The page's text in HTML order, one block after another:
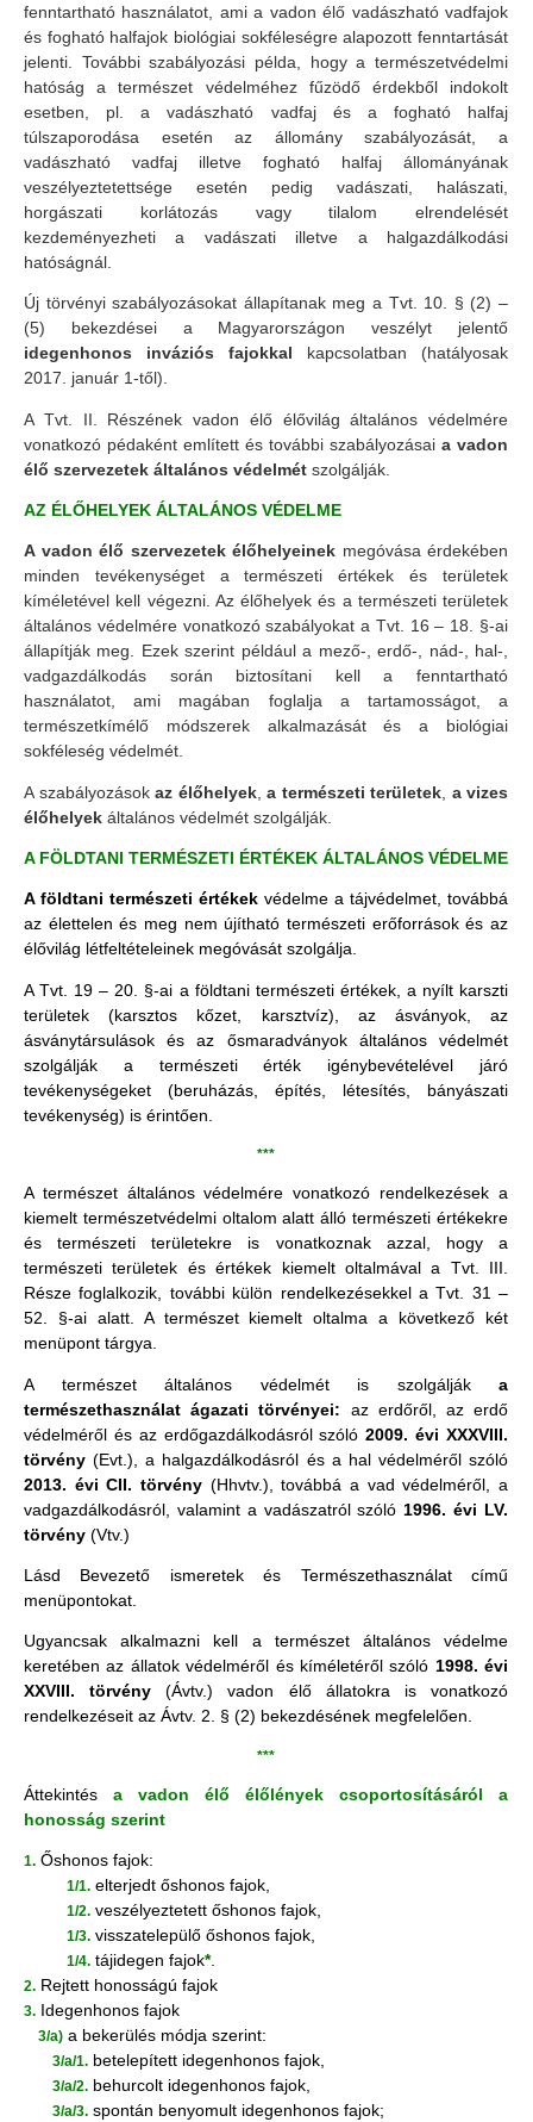
fenntartható használatot, ami a vadon élő vadászható vadfajok
és fogható halfajok biológiai sokféleségre alapozott fenntartását
jelenti. További szabályozási példa, hogy a természetvédelmi
hatóság a természet védelméhez fűzödő érdekből indokolt
esetben, pl. a vadászható vadfaj és a fogható halfaj
túlszaporodása esetén az állomány szabályozását, a
vadászható vadfaj illetve fogható halfaj állományának
veszélyeztetettsége esetén pedig vadászati, halászati,
horgászati korlátozás vagy tilalom elrendelését
kezdeményezheti a vadászati illetve a halgazdálkodási
hatóságnál.
Új törvényi szabályozásokat állapítanak meg a Tvt. 10. § (2) –
(5) bekezdései a Magyarországon veszélyt jelentő
idegenhonos inváziós fajokkal kapcsolatban (hatályosak
2017. január 1-től).
A Tvt. II. Részének vadon élő élővilág általános védelmére
vonatkozó pédaként említett és további szabályozásai a vadon
élő szervezetek általános védelmét szolgálják.
AZ ÉLŐHELYEK ÁLTALÁNOS VÉDELME
A vadon élő szervezetek élőhelyeinek megóvása érdekében
minden tevékenységet a természeti értékek és területek
kíméletével kell végezni. Az élőhelyek és a természeti területek
általános védelmére vonatkozó szabályokat a Tvt. 16 – 18. §-ai
állapítják meg. Ezek szerint például a mező-, erdő-, nád-, hal-,
vadgazdálkodás során biztosítani kell a fenntartható
használatot, ami magában foglalja a tartamosságot, a
természetkímélő módszerek alkalmazását és a biológiai
sokféleség védelmét.
A szabályozások az élőhelyek, a természeti területek a vizes
élőhelyek általános védelmét szolgálják.
A FÖLDTANI TERMÉSZETI ÉRTÉKEK ÁLTALÁNOS VÉDELME
A földtani természeti értékek védelme a tájvédelmet, továbbá
az élettelen és meg nem újítható természeti erőforrások és az
élővilág létfeltételeinek megóvását szolgálja.
A Tvt. 19 – 20. §-ai a földtani természeti értékek, a nyílt karszti
területek (karsztos kőzet, karsztvíz), az ásványok, az
ásványtársulások és az ősmaradványok általános védelmét
szolgálják a természeti érték igénybevételével járó
tevékenységeket (beruházás, építés, létesítés, bányászati
tevékenység) is érintően.
***
A természet általános védelmére vonatkozó rendelkezések a
kiemelt természetvédelmi oltalom alatt álló természeti értékekre
és természeti területekre is vonatkoznak azzal, hogy a
természeti területek és értékek kiemelt oltalmával a Tvt. III.
Része foglalkozik, további külön rendelkezésekkel a Tvt. 31 –
52. §-ai alatt. A természet kiemelt oltalma a következő két
menüpont tárgya.
A természet általános védelmét is szolgálják a
természethasználat ágazati törvényei: az erdőről, az erdő
védelméről és az erdőgazdálkodásról szóló2009. évi XXXVIII.
törvény(Evt.), a halgazdálkodásról és a hal védelméről szóló
2013. évi CII. törvény (Hhvtv.), továbbá a vad védelméről, a
vadgazdálkodásról, valamint a vadászatról szóló 1996. évi LV.
törvény (Vtv.)
Lásd Bevezető ismeretek és Természethasználat című
menüpontokat.
Ugyancsak alkalmazni kell a természet általános védelme
keretében az állatok védelméről és kíméletéről szóló 1998. évi
XXVIII. törvény (Ávtv.) vadon élő állatokra is vonatkozó
rendelkezéseit az Ávtv. 2. § (2) bekezdésének megfelelően.
***
Áttekintés a vadon élő élőlények csoportosításáról a
honosság szerint
1. Őshonos fajok:
1/1. elterjedt őshonos fajok,
1/2. veszélyeztetett őshonos fajok,
1/3. visszatelepülő őshonos fajok,
1/4. tájidegen fajok*.
2. Rejtett honosságú fajok
3. Idegenhonos fajok
3/a) a bekerülés módja szerint:
3/a/1. betelepített idegenhonos fajok,
3/a/2. behurcolt idegenhonos fajok,
3/a/3. spontán benyomult idegenhonos fajok;